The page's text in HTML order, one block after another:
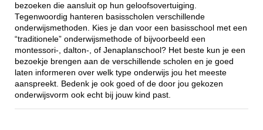
bezoeken die aansluit op hun geloofsovertuiging.
Tegenwoordig hanteren basisscholen verschillende
onderwijsmethoden. Kies je dan voor een basisschool met een
“traditionele” onderwijsmethode of bijvoorbeeld een
montessori-, dalton-, of Jenaplanschool? Het beste kun je een
bezoekje brengen aan de verschillende scholen en je goed
laten informeren over welk type onderwijs jou het meeste
aanspreekt. Bedenk je ook goed of de door jou gekozen
onderwijsvorm ook echt bij jouw kind past.